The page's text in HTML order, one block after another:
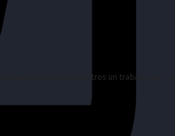
objetivos es para nosotros un trabajo, pero